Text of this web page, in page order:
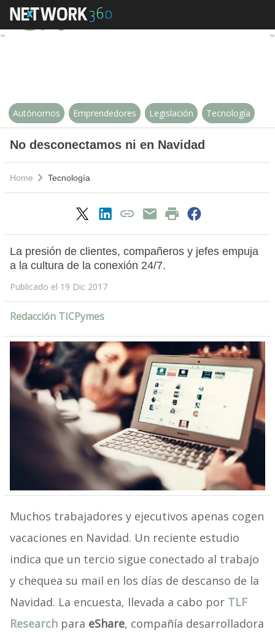
No desconectamos ni en Navidad
Autónomos Emprendedores Legislación Tecnología
No desconectamos ni en Navidad
Home Tecnología
La presión de clientes, compañeros y jefes empuja
a la cultura de la conexión 24/7.
Publicado el 19 Dic 2017
Redacción TICPymes
Muchos trabajadores y ejecutivos apenas cogen
vacaciones en Navidad. Un reciente estudio
indica que un tercio sigue conectado al trabajo
y chequea su mail en los días de descanso de la
Navidad. La encuesta, llevada a cabo por TLF
Researchpara eShare, compañía desarrolladora